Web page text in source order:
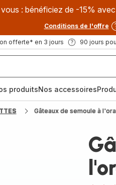
: bénéficiez de -15%
Conditions de l'offre
offerte* en 3 jours 90 jours
produitsNos accessoires
Gâteaux de semoule à